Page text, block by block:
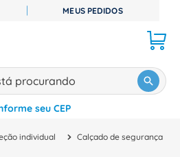
MEUS PEDIDOS
seu CEP
individual Calçado de segurança